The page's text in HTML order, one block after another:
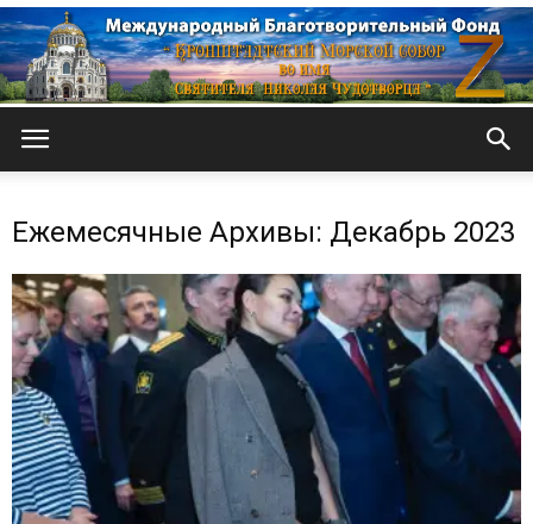
собор
Ежемесячные Архивы: Декабрь 2023